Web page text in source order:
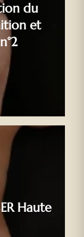
du
et
Haute